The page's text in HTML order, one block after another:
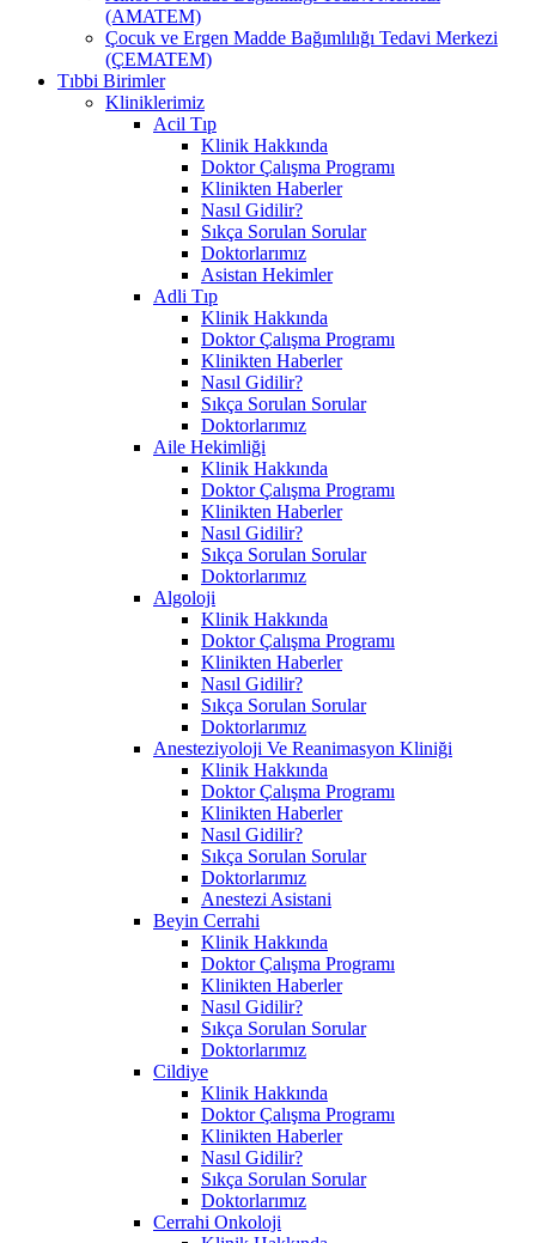
(AMATEM)
Çocuk ve Ergen Madde Bağımlılığı Tedavi Merkezi
(ÇEMATEM)
Tıbbi Birimler
Kliniklerimiz
Acil Tıp
Klinik Hakkında
Doktor Çalışma Programı
Klinikten Haberler
Nasıl Gidilir?
Sıkça Sorulan Sorular
Doktorlarımız
Asistan Hekimler
Adli Tıp
Klinik Hakkında
Doktor Çalışma Programı
Klinikten Haberler
Nasıl Gidilir?
Sıkça Sorulan Sorular
Doktorlarımız
Aile Hekimliği
Klinik Hakkında
Doktor Çalışma Programı
Klinikten Haberler
Nasıl Gidilir?
Sıkça Sorulan Sorular
Doktorlarımız
Algoloji
Klinik Hakkında
Doktor Çalışma Programı
Klinikten Haberler
Nasıl Gidilir?
Sıkça Sorulan Sorular
Doktorlarımız
Anesteziyoloji Ve Reanimasyon Kliniği
Klinik Hakkında
Doktor Çalışma Programı
Klinikten Haberler
Nasıl Gidilir?
Sıkça Sorulan Sorular
Doktorlarımız
Anestezi Asistani
Beyin Cerrahi
Klinik Hakkında
Doktor Çalışma Programı
Klinikten Haberler
Nasıl Gidilir?
Sıkça Sorulan Sorular
Doktorlarımız
Cildiye
Klinik Hakkında
Doktor Çalışma Programı
Klinikten Haberler
Nasıl Gidilir?
Sıkça Sorulan Sorular
Doktorlarımız
Cerrahi Onkoloji